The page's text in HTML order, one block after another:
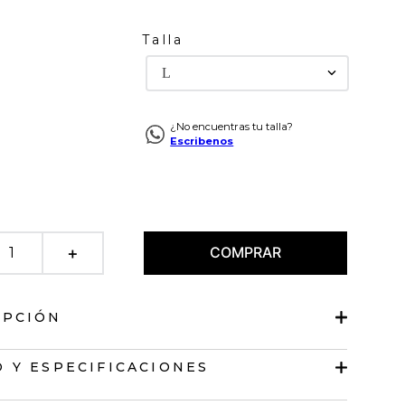
Talla
L
¿No encuentras tu talla?
Escribenos
＋ COMPRAR
con escote recto
Y ESPECIFICACIONES